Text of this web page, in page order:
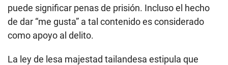
puede significar penas de prisión. Incluso el hecho
de dar “me gusta” a tal contenido es considerado
como apoyo al delito.
La ley de lesa majestad tailandesa estipula que